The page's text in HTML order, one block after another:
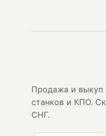
Продажа и выкуп
станков и КПО.
СНГ.